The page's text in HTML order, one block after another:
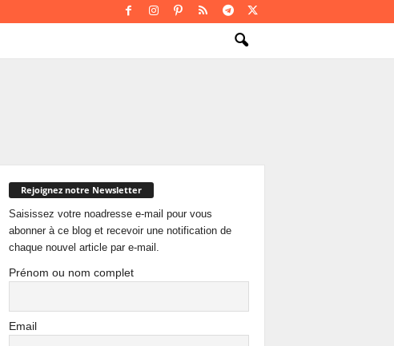
Rejoignez notre Newsletter
Saisissez votre noadresse e-mail pour vous
abonner à ce blog et recevoir une notification de
chaque nouvel article par e-mail.
Prénom ou nom complet
Email